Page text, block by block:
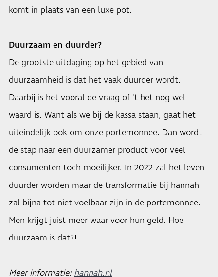
komt in plaats van een luxe pot.
Duurzaam en duurder?
De grootste uitdaging op het gebied van
duurzaamheid is dat het vaak duurder wordt.
Daarbij is het vooral de vraag of 't het nog wel
waard is. Want als we bij de kassa staan, gaat het
uiteindelijk ook om onze portemonnee. Dan wordt
de stap naar een duurzamer product voor veel
consumenten toch moeilijker. In 2022 zal het leven
duurder worden maar de transformatie bij hannah
zal bijna tot niet voelbaar zijn in de portemonnee.
Men krijgt juist meer waar voor hun geld. Hoe
duurzaam is dat?!
Meer informatie:hannah.nl